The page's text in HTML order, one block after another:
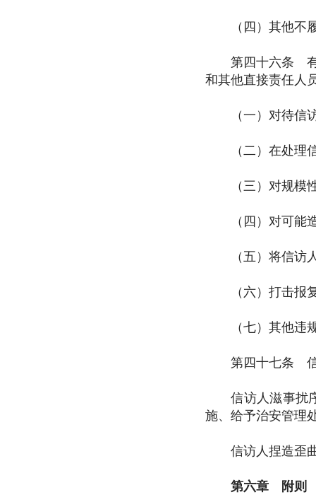
（四）其他不履
第四十六条 有关
和其他直接责任人
（一）对待信访
（二）在处理信
（三）对规模性
（四）对可能造
（五）将信访人
（六）打击报
（七）其他违规
第四十七条 信访
信访人滋事扰序
施、给予治安管理
信访人捏造歪曲
第六章 附则